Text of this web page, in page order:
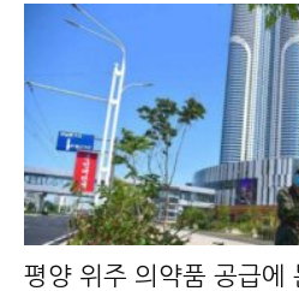
평양 위주 의약품 공급에